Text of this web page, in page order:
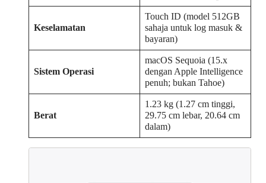
Keselamatan
Touch ID (model 512GB
sahaja untuk log masuk &
bayaran)
Sistem Operasi
macOS Sequoia (15.x
dengan Apple Intelligence
penuh; bukan Tahoe)
Berat
1.23 kg (1.27 cm tinggi,
29.75 cm lebar, 20.64 cm
dalam)